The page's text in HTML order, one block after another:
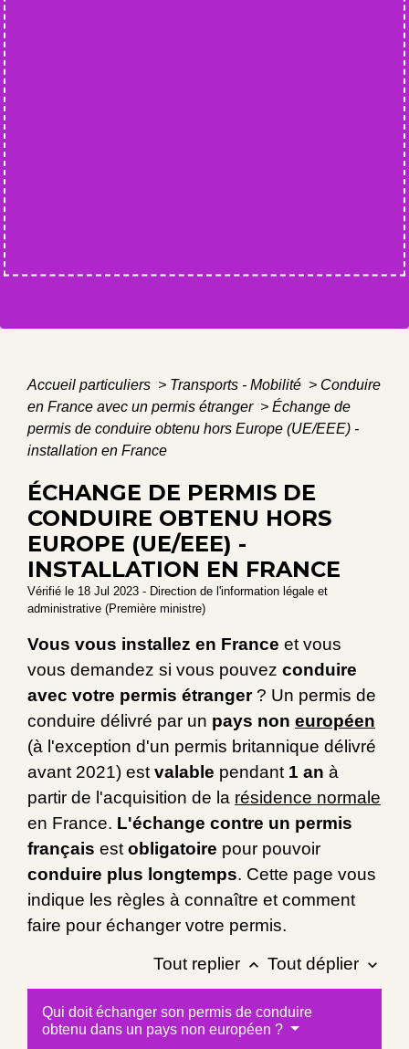
Accueil particuliers > Transports - Mobilité > Conduire
en France avec un permis étranger > Échange de
permis de conduire obtenu hors Europe (UE/EEE) -
installation en France
ÉCHANGE DE PERMIS DE
CONDUIRE OBTENU HORS
EUROPE (UE/EEE) -
INSTALLATION EN FRANCE
Vérifié le 18 Jul 2023 - Direction de l'information légale et
administrative (Première ministre)
Vous vous installez en France et vous
vous demandez si vous pouvez conduire
avec votre permis étranger? Un permis de
conduire délivré par un pays non européen
(à l'exception d'un permis britannique délivré
avant 2021) estvalable pendant 1 an à
partir de l'acquisition de la résidence normale
en France. L'échange contre un permis
français estobligatoire pour pouvoir
conduire plus longtemps. Cette page vous
indique les règles à connaître et comment
faire pour échanger votre permis.
Tout replier keyboard_arrow_up Tout déplier keyboard_arrow_down
Qui doit échanger son permis de conduire
obtenu dans un pays non européen ?